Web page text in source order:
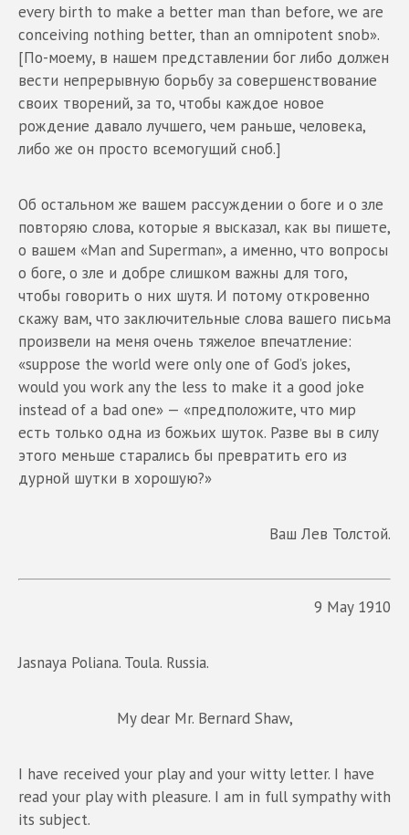
every birth to make a better man than before, we are
conceiving nothing better, than an omnipotent snob».
[По-моему, в нашем представлении бог либо должен
вести непрерывную борьбу за совершенствование
своих творений, за то, чтобы каждое новое
рождение давало лучшего, чем раньше, человека,
либо же он просто всемогущий сноб.]
Об остальном же вашем рассуждении о боге и о зле
повторяю слова, которые я высказал, как вы пишете,
о вашем «Man and Superman», а именно, что вопросы
о боге, о зле и добре слишком важны для того,
чтобы говорить о них шутя. И потому откровенно
скажу вам, что заключительные слова вашего письма
произвели на меня очень тяжелое впечатление:
«suppose the world were only one of God’s jokes,
would you work any the less to make it a good joke
instead of a bad one» — «предположите, что мир
есть только одна из божьих шуток. Разве вы в силу
этого меньше старались бы превратить его из
дурной шутки в хорошую?»
Ваш Лев Толстой.
9 May 1910
Jasnaya Poliana. Toula. Russia.
My dear Mr. Bernard Shaw,
I have received your play and your witty letter. I have
read your play with pleasure. I am in full sympathy with
its subject.